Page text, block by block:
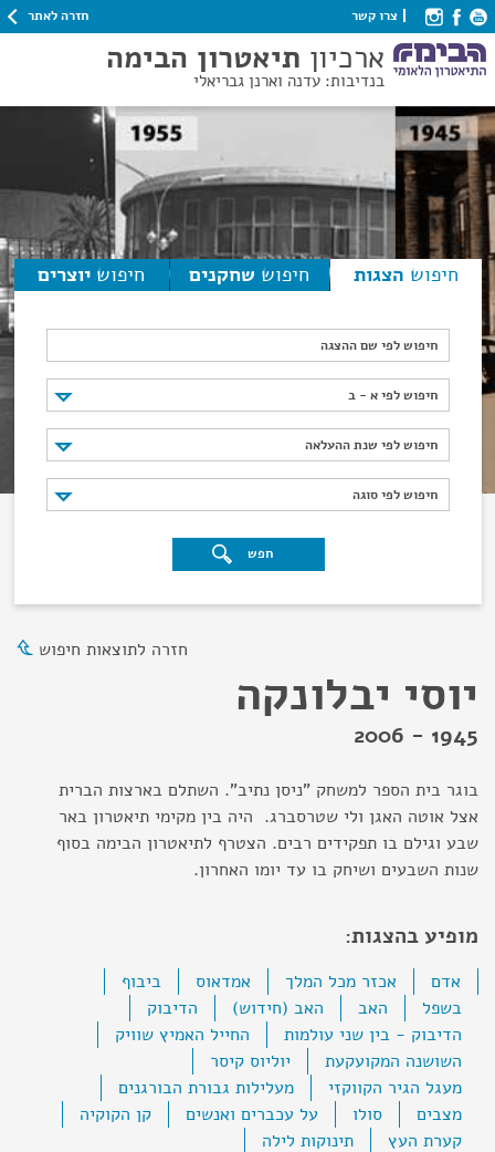
צרו קשר חזרה לאתר
ארכיון תיאטרון הבימה
בנדיבות: עדנה וארנן גבריאלי
חיפוש הצגות חיפוש שחקנים חיפוש יוצרים
חיפוש לפי שם ההצגה
חיפוש לפי א - ב
חיפוש לפי א - ב
חיפוש לפי שנת ההעלאה
חיפוש לפי שנת ההעלאה
חיפוש לפי סוגה
חיפוש לפי סוגה
חפש
חזרה לתוצאות חיפוש
יוסי יבלונקה
1945 - 2006
בוגר בית הספר למשחק "ניסן נתיב". השתלם בארצות הברית
אצל אוטה האגן ולי שטרסברג. היה בין מקימי תיאטרון באר
שבע וגילם בו תפקידים רבים. הצטרף לתיאטרון הבימה בסוף
שנות השבעים ושיחק בו עד יומו האחרון.
מופיע בהצגות:
אדם אכזר מכל המלך אמדאוס
ביבוף
בשפל
האב האב (חידוש)
הדיבוק
הדיבוק - בין שני עולמות
החייל האמיץ שוויק
השושנה המקועקעת
יוליוס קיסר
מעגל הגיר הקווקזי
מעלילות גבורת הבורגנים
מצבים
סולו על עכברים ואנשים
קן הקוקיה
קערת העץ
תינוקות לילה